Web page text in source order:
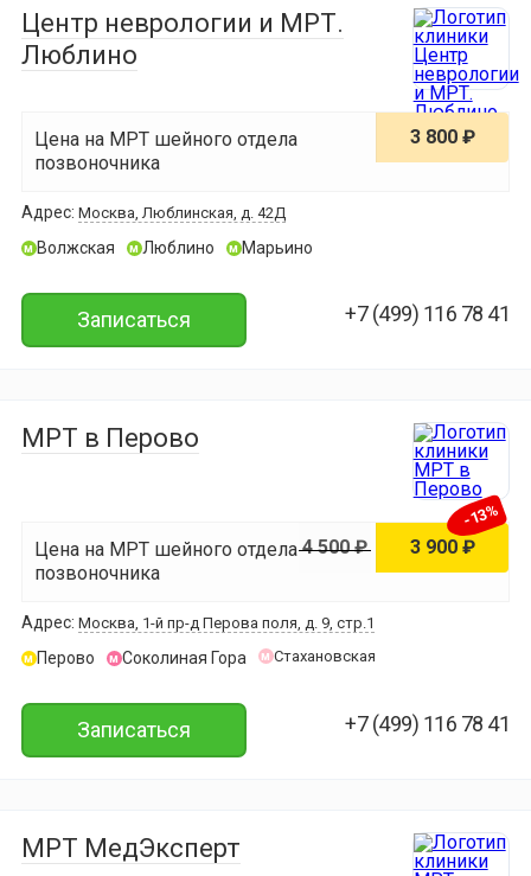
Центр неврологии и МРТ.
Люблино
Цена на МРТ шейного отдела
позвоночника
3 800 ₽
Адрес: Москва, Люблинская, д. 42Д
м Волжская м Люблино м Марьино
Записаться +7 (499) 116 78 41
МРТ в Перово
Цена на МРТ шейного отдела
позвоночника
3 900 ₽
4 500 ₽
-13%
Адрес: Москва, 1-й пр-д Перова поля, д. 9, стр.1
м Перово м Соколиная Гора м Стахановская
Записаться +7 (499) 116 78 41
МРТ МедЭксперт